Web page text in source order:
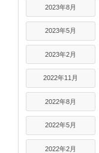
2023年8月
2023年5月
2023年2月
2022年11月
2022年8月
2022年5月
2022年2月